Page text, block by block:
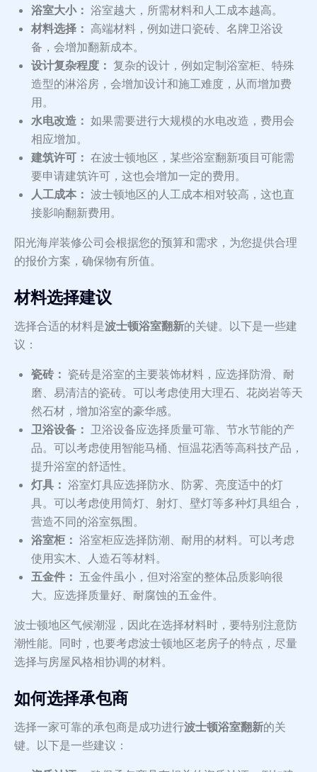
浴室大小： 浴室越大，所需材料和人工成本越高。
材料选择： 高端材料，例如进口瓷砖、名牌卫浴设
备，会增加翻新成本。
设计复杂程度： 复杂的设计，例如定制浴室柜、特殊
造型的淋浴房，会增加设计和施工难度，从而增加费
用。
水电改造： 如果需要进行大规模的水电改造，费用会
相应增加。
建筑许可： 在波士顿地区，某些浴室翻新项目可能需
要申请建筑许可，这也会增加一定的费用。
人工成本： 波士顿地区的人工成本相对较高，这也直
接影响翻新费用。
阳光海岸装修公司会根据您的预算和需求，为您提供合理
的报价方案，确保物有所值。
材料选择建议
选择合适的材料是波士顿浴室翻新的关键。以下是一些建
议：
瓷砖： 瓷砖是浴室的主要装饰材料，应选择防滑、耐
磨、易清洁的瓷砖。可以考虑使用大理石、花岗岩等天
然石材，增加浴室的豪华感。
卫浴设备： 卫浴设备应选择质量可靠、节水节能的产
品。可以考虑使用智能马桶、恒温花洒等高科技产品，
提升浴室的舒适性。
灯具： 浴室灯具应选择防水、防雾、亮度适中的灯
具。可以考虑使用筒灯、射灯、壁灯等多种灯具组合，
营造不同的浴室氛围。
浴室柜： 浴室柜应选择防潮、耐用的材料。可以考虑
使用实木、人造石等材料。
五金件： 五金件虽小，但对浴室的整体品质影响很
大。应选择质量好、耐腐蚀的五金件。
波士顿地区气候潮湿，因此在选择材料时，要特别注意防
潮性能。同时，也要考虑波士顿地区老房子的特点，尽量
选择与房屋风格相协调的材料。
如何选择承包商
选择一家可靠的承包商是成功进行波士顿浴室翻新的关
键。以下是一些建议：